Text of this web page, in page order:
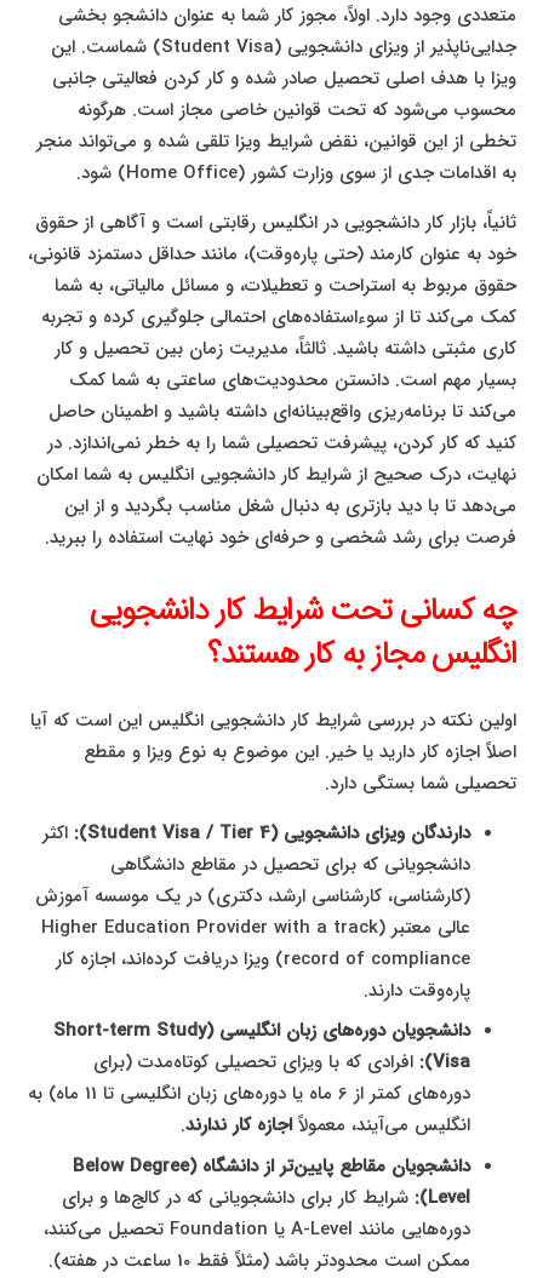
متعددی وجود دارد. اولاً، مجوز کار شما به عنوان دانشجو بخشی
جدایی‌ناپذیر از ویزای دانشجویی (Student Visa) شماست. این
ویزا با هدف اصلی تحصیل صادر شده و کار کردن فعالیتی جانبی
محسوب می‌شود که تحت قوانین خاصی مجاز است. هرگونه
تخطی از این قوانین، نقض شرایط ویزا تلقی شده و می‌تواند منجر
به اقدامات جدی از سوی وزارت کشور (Home Office) شود.
ثانیاً، بازار کار دانشجویی در انگلیس رقابتی است و آگاهی از حقوق
خود به عنوان کارمند (حتی پاره‌وقت)، مانند حداقل دستمزد قانونی،
حقوق مربوط به استراحت و تعطیلات، و مسائل مالیاتی، به شما
کمک می‌کند تا از سوءاستفاده‌های احتمالی جلوگیری کرده و تجربه
کاری مثبتی داشته باشید. ثالثاً، مدیریت زمان بین تحصیل و کار
بسیار مهم است. دانستن محدودیت‌های ساعتی به شما کمک
می‌کند تا برنامه‌ریزی واقع‌بینانه‌ای داشته باشید و اطمینان حاصل
کنید که کار کردن، پیشرفت تحصیلی شما را به خطر نمی‌اندازد. در
نهایت، درک صحیح از شرایط کار دانشجویی انگلیس به شما امکان
می‌دهد تا با دید بازتری به دنبال شغل مناسب بگردید و از این
فرصت برای رشد شخصی و حرفه‌ای خود نهایت استفاده را ببرید.
چه کسانی تحت شرایط کار دانشجویی
انگلیس مجاز به کار هستند؟
اولین نکته در بررسی شرایط کار دانشجویی انگلیس این است که آیا
اصلاً اجازه کار دارید یا خیر. این موضوع به نوع ویزا و مقطع
تحصیلی شما بستگی دارد.
دارندگان ویزای دانشجویی (Student Visa / Tier 4):
اکثر
دانشجویانی که برای تحصیل در مقاطع دانشگاهی
(کارشناسی، کارشناسی ارشد، دکتری) در یک موسسه آموزش
عالی معتبر (Higher Education Provider with a track
record of compliance) ویزا دریافت کرده‌اند، اجازه کار
پاره‌وقت دارند.
دانشجویان دوره‌های زبان انگلیسی (Short-term Study
Visa):
افرادی که با ویزای تحصیلی کوتاه‌مدت (برای
دوره‌های کمتر از 6 ماه یا دوره‌های زبان انگلیسی تا 11 ماه) به
انگلیس می‌آیند، معمولاًاجازه کار ندارند.
دانشجویان مقاطع پایین‌تر از دانشگاه (Below Degree
Level):
شرایط کار برای دانشجویانی که در کالج‌ها و برای
دوره‌هایی مانند A-Level یا Foundation تحصیل می‌کنند،
ممکن است محدودتر باشد (مثلاً فقط 10 ساعت در هفته).